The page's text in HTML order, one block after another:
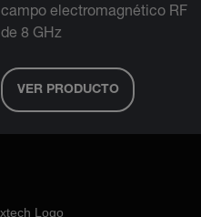
campo electromagnético RF
de 8 GHz
VER PRODUCTO